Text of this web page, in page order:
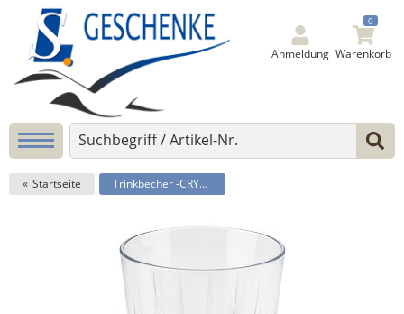
Anmeldung
0
Warenkorb
Startseite Trinkbecher -CRYSTAL-